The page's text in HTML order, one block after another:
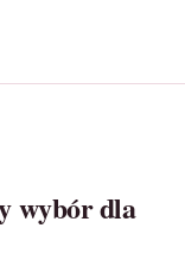
wybór dla